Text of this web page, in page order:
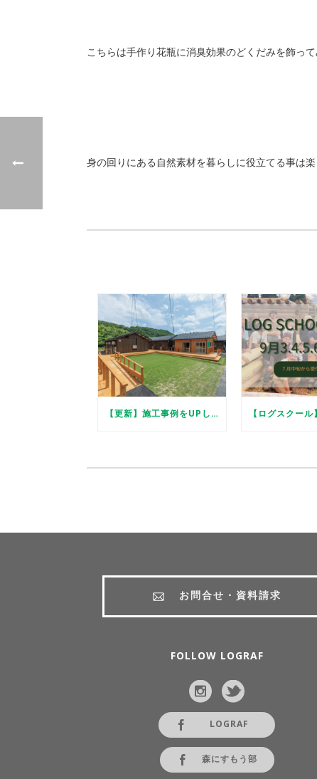
こちらは手作り花瓶に消臭効果のどくだみを飾って
身の回りにある自然素材を暮らしに役立てる事は楽
【更新】施工事例をUPしました
お問合せ・資料請求
FOLLOW LOGRAF
LOGRAF
森にすもう部